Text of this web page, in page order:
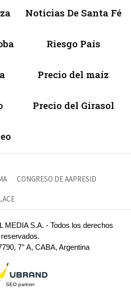
Noticias De Santa Fé
Riesgo País
Precio del maíz
Precio del Girasol
CONGRESO DE AAPRESID
MEDIA S.A. - Todos los derechos
reservados.
7° A, CABA, Argentina
SEO partner